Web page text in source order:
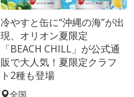
冷やすと缶に“沖縄の海”が出
現、オリオン夏限定
「BEACH CHILL」が公式通
販で大人気！夏限定クラフ
ト2種も登場
全国